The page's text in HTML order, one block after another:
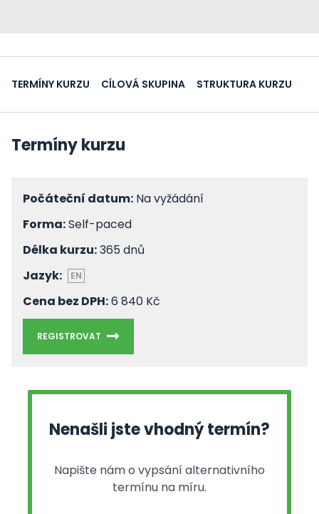
TERMÍNY KURZU CÍLOVÁ SKUPINA STRUKTURA KURZU
Termíny kurzu
Počáteční datum: Na vyžádání
Forma:Self-paced
Délka kurzu:365 dnů
Jazyk:
EN
Cena bez DPH:6 840 Kč
REGISTROVAT
Nenašli jste vhodný termín?
Napište nám o vypsání alternativního
termínu na míru.